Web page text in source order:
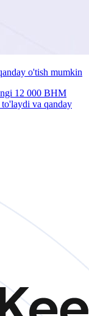
o'tish mumkin
12 000 BHM
va qanday